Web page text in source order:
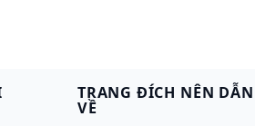
TRANG ĐÍCH NÊN DẪN
VỀ